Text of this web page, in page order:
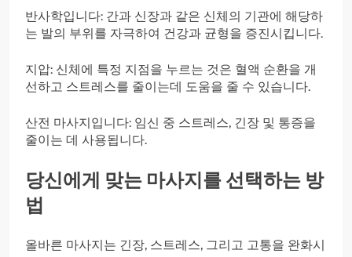
반사학입니다: 간과 신장과 같은 신체의 기관에 해당하
는 발의 부위를 자극하여 건강과 균형을 증진시킵니다.
지압: 신체에 특정 지점을 누르는 것은 혈액 순환을 개
선하고 스트레스를 줄이는데 도움을 줄 수 있습니다.
산전 마사지입니다: 임신 중 스트레스, 긴장 및 통증을
줄이는 데 사용됩니다.
당신에게 맞는 마사지를 선택하는 방
법
올바른 마사지는 긴장, 스트레스, 그리고 고통을 완화시